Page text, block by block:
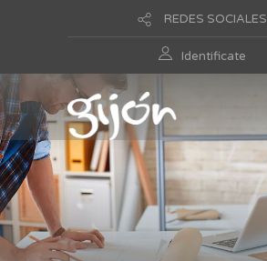
REDES SOCIALES
Identificate